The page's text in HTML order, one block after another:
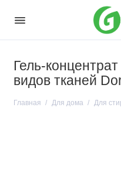
Гель-
видов тканей
Главная Для дома Для